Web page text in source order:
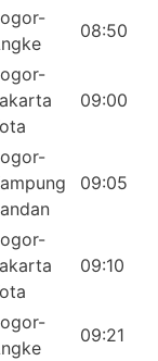
08:50
09:00
09:05
09:10
09:21